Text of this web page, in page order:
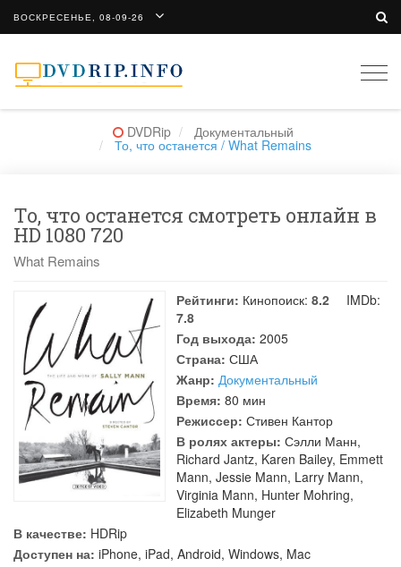
ВОСКРЕСЕНЬЕ, 08-09-26
DVDRip Документальный
То, что останется / What Remains
То, что останется смотреть онлайн в
HD 1080 720
What Remains
Рейтинги: Кинопоиск: 8.2
IMDb:
7.8
Год выхода: 2005
Страна: США
Жанр: Документальный
Время: 80 мин
Режиссер: Стивен Кантор
В ролях актеры: Сэлли Манн,
Richard Jantz, Karen Bailey, Emmett
Mann, Jessie Mann, Larry Mann,
Virginia Mann, Hunter Mohring,
Elizabeth Munger
В качестве: HDRip
Доступен на: iPhone, iPad, Android, Windows, Mac